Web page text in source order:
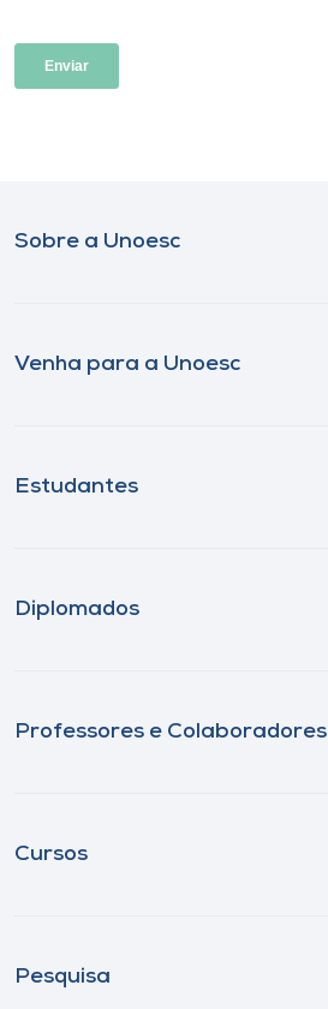
Sobre a Unoesc
Venha para a Unoesc
Estudantes
Diplomados
Professores e Colaboradores
Cursos
Pesquisa